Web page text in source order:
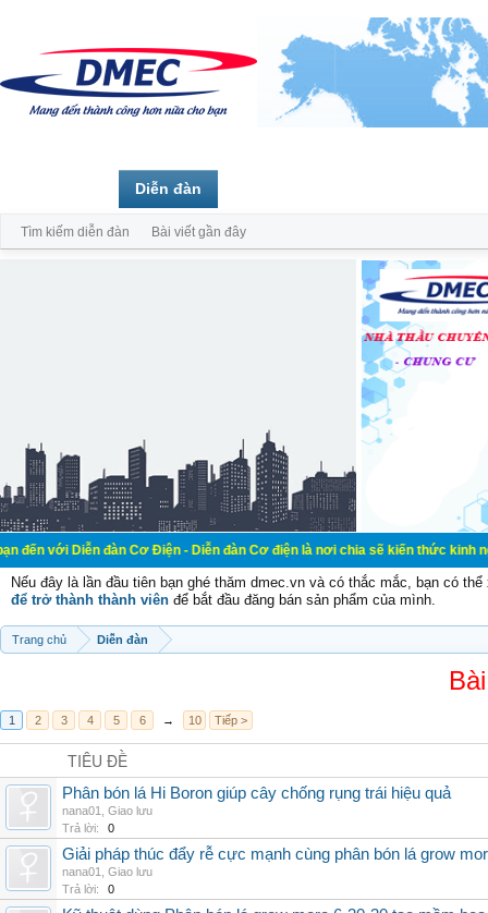
đàn Cơ Điện - Diễn đàn Cơ điện là nơi chia sẽ kiến thức kinh nghiệm
Nếu đây là lần đầu tiên bạn ghé thăm dmec.vn và có thắc mắc, bạn có
để trở thành thành viên để bắt đầu đăng bán sản phẩm của mình.
Trang chủ Diễn đàn
1 2 3 4 5 6 → 10 Tiếp >
TIÊU ĐỀ
Phân bón lá Hi Boron giúp cây chống rụng trái hiệu quả
nana01
Giao lưu
Trả lời:
0
Giải pháp thúc đẩy rễ cực mạnh cùng phân bón lá grow
nana01
Giao lưu
Trả lời:
0
Diễn đàn
Tìm kiếm diễn đàn Bài viết gần đây